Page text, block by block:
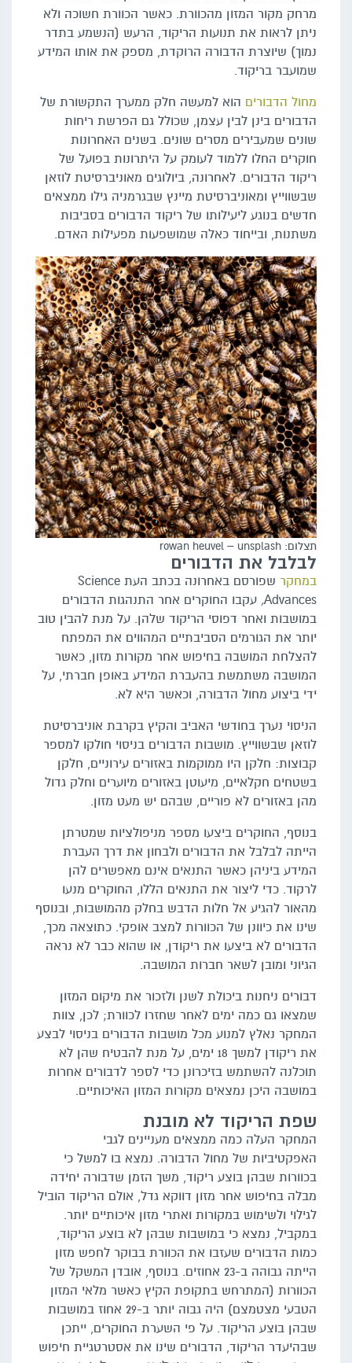
מרחק מקור המזון מהכוורת. כאשר הכוורת חשוכה ולא
ניתן לראות את תנועות הריקוד, הרעש (הנשמע בתדר
נמוך) שיוצרת הדבורה הרוקדת, מספק את אותו המידע
שמועבר בריקוד.
מחול הדבורים הוא למעשה חלק ממערך התקשורת של
הדבורים בינן לבין עצמן, שכולל גם הפרשת ריחות
שונים שמעבירים מסרים שונים. בשנים האחרונות
חוקרים החלו ללמוד לעומק על היתרונות בפועל של
ריקוד הדבורים. לאחרונה, ביולוגים מאוניברסיטת לוזאן
שבשווייץ ומאוניברסיטת מיינץ שבגרמניה גילו ממצאים
חדשים בנוגע ליעילותו של ריקוד הדבורים בסביבות
משתנות, ובייחוד כאלה שמושפעות מפעילות האדם.
תצלום: rowan heuvel – unsplash
לבלבל את הדבורים
במחקר
שפורסם באחרונה בכתב העת Science
Advances
, עקבו החוקרים אחר התנהגות הדבורים
במושבות ואחר דפוסי הריקוד שלהן. על מנת להבין טוב
יותר את הגורמים הסביבתיים המהווים את המפתח
להצלחת המושבה בחיפוש אחר מקורות מזון, כאשר
המושבה משתמשת בהעברת המידע באופן חברתי, על
ידי ביצוע מחול הדבורה, וכאשר היא לא.
הניסוי נערך בחודשי האביב והקיץ בקרבת אוניברסיטת
לוזאן שבשווייץ. מושבות הדבורים בניסוי חולקו למספר
קבוצות: חלקן היו ממוקמות באזורים עירוניים, חלקן
בשטחים חקלאיים, מיעוטן באזורים מיוערים וחלק גדול
מהן באזורים לא פוריים, שבהם יש מעט מזון.
בנוסף, החוקרים ביצעו מספר מניפולציות שמטרתן
הייתה לבלבל את הדבורים ולבחון את דרך העברת
המידע ביניהן כאשר התנאים אינם מאפשרים להן
לרקוד. כדי ליצור את התנאים הללו, החוקרים מנעו
מהאור להגיע אל חלות הדבש בחלק מהמושבות, ובנוסף
שינו את כיוונן של הכוורות למצב אופקי. כתוצאה מכך,
הדבורים לא ביצעו את ריקודן, או שהוא כבר לא נראה
הגיוני ומובן לשאר חברות המושבה.
דבורים ניחנות ביכולת לשנן ולזכור את מיקום המזון
שמצאו גם כמה ימים לאחר שחזרו לכוורת; לכן, צוות
המחקר נאלץ למנוע מכל מושבות הדבורים בניסוי לבצע
את ריקודן למשך 18 ימים, על מנת להבטיח שהן לא
תוכלנה להשתמש בזיכרונן כדי לספר לדבורים אחרות
במושבה היכן נמצאים מקורות המזון האיכותיים.
שפת הריקוד לא מובנת
המחקר העלה כמה ממצאים מעניינים לגבי
האפקטיביות של מחול הדבורה. נמצא בו למשל כי
בכוורות שבהן בוצע ריקוד, משך הזמן שדבורה יחידה
מבלה בחיפוש אחר מזון דווקא גדל, אולם הריקוד הוביל
לגילוי ולשימוש במקורות ואתרי מזון איכותיים יותר.
במקביל, נמצא כי במושבות שבהן לא בוצע הריקוד,
כמות הדבורים שעזבו את הכוורת בבוקר לחפש מזון
הייתה גבוהה ב-23 אחוזים. בנוסף, אובדן המשקל של
הכוורות (המתרחש בתקופת הקיץ כאשר מלאי המזון
הטבעי מצטמצם) היה גבוה יותר ב-29 אחוז במושבות
שבהן בוצע הריקוד. על פי השערת החוקרים, ייתכן
שבהיעדר הריקוד, הדבורים שינו את אסטרטגיית חיפוש